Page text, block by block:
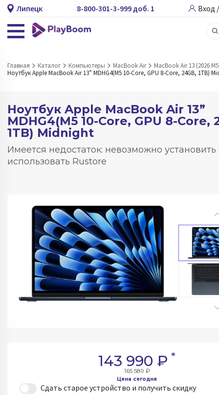
Липецк 8-800-301-3-999 доб. 1 Вход
Главная Каталог Компьютеры MacBook Air
MacBook Air 13 (2026
Ноутбук Apple MacBook Air 13” MDHG4(M5 10-Core, GPU 8-Core, 24GB, 1TB)
Ноутбук Apple MacBook Air 13”
MDHG4(M5 10-Core, GPU 8-Core,
1TB) Midnight
Имеется недостаток: невозможно установить
использовать Rustore
143 990 ₽ *
165 589 ₽
Цена сегодня
Сдать старое устройство и получить скидку